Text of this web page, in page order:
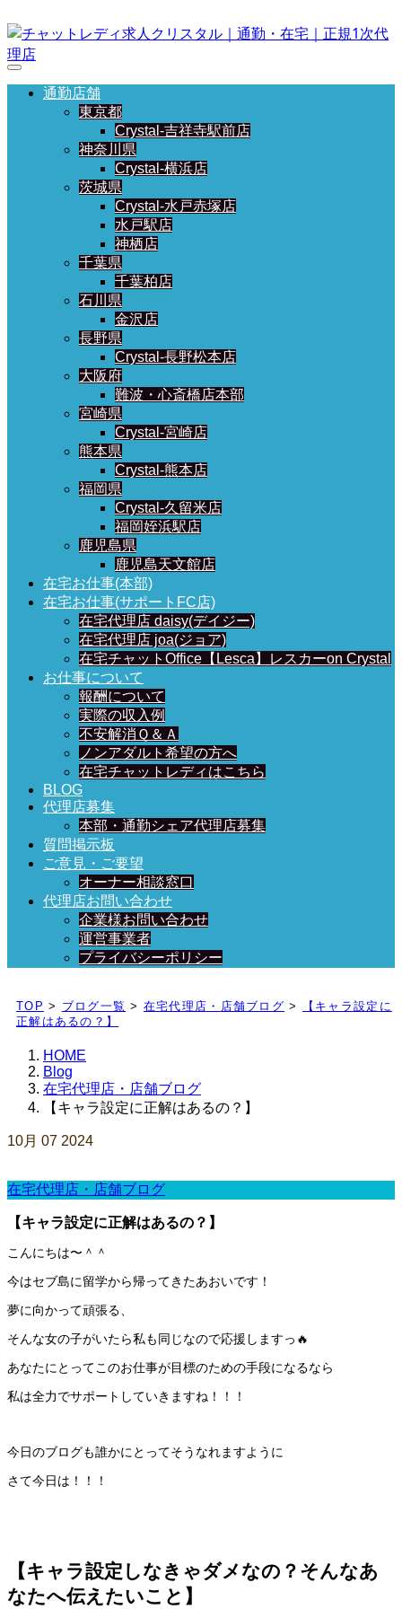
通勤店舗
東京都
Crystal-吉祥寺駅前店
神奈川県
Crystal-横浜店
茨城県
Crystal-水戸赤塚店
水戸駅店
神栖店
千葉県
千葉柏店
石川県
金沢店
長野県
Crystal-長野松本店
大阪府
難波・心斎橋店本部
宮崎県
Crystal-宮崎店
熊本県
Crystal-熊本店
福岡県
Crystal-久留米店
福岡姪浜駅店
鹿児島県
鹿児島天文館店
在宅お仕事(本部)
在宅お仕事(サポートFC店)
在宅代理店 daisy(デイジー)
在宅代理店 joa(ジョア)
在宅チャットOffice【Lesca】レスカーon Crystal
お仕事について
報酬について
実際の収入例
不安解消Ｑ＆Ａ
ノンアダルト希望の方へ
在宅チャットレディはこちら
BLOG
代理店募集
本部・通勤シェア代理店募集
質問掲示板
ご意見・ご要望
オーナー相談窓口
代理店お問い合わせ
企業様お問い合わせ
運営事業者
プライバシーポリシー
日々、ブログを更新中！
TOP > ブログ一覧 > 在宅代理店・店舗ブログ >
【キャラ設定に
正解はあるの？】
HOME
Blog
在宅代理店・店舗ブログ
【キャラ設定に正解はあるの？】
10月 07 2024
在宅代理店・店舗ブログ
【キャラ設定に正解はあるの？】
こんにちは〜＾＾
今はセブ島に留学から帰ってきたあおいです！
夢に向かって頑張る、
そんな女の子がいたら私も同じなので応援しますっ🔥
あなたにとってこのお仕事が目標のための手段になるなら
私は全力でサポートしていきますね！！！
今日のブログも誰かにとってそうなれますように
さて今日は！！！
【キャラ設定しなきゃダメなの？そんなあ
なたへ伝えたいこと】